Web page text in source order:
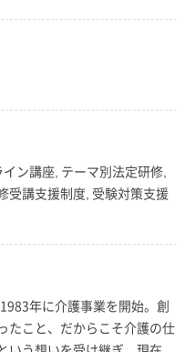
ン講座, テーマ別法定研修,
受講支援制度, 受験対策支援
年に介護事業を開始。創
たこと、だからこそ介護の仕